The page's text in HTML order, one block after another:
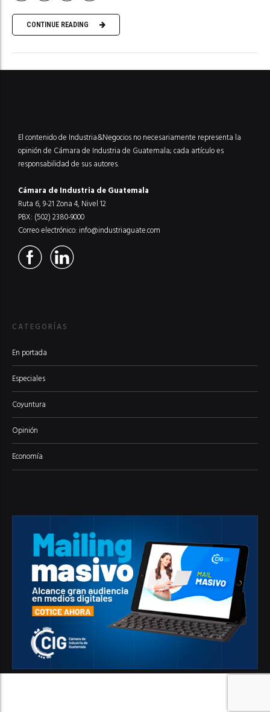
CONTINUE READING
El contenido de Industria&Negocios no necesariamente representa la
opinión de Cámara de Industria de Guatemala; cada artículo es
responsabilidad de sus autores.
Cámara de Industria de Guatemala
Ruta 6, 9-21 Zona 4, Nivel 12
PBX: (502) 2380-9000
Correo electrónico: info@industriaguate.com
CATEGORÍAS
En portada
Especiales
Coyuntura
Opinión
Economía